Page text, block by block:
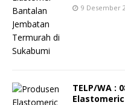
9 Desember
TELP/WA :